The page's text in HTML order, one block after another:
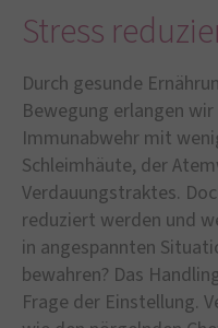
Stress
Durch gesunde
Bewegung erlangen
Immunabwehr mit
Schleimhäute, der
Verdauungstraktes.
reduziert werden und
in angespannten
bewahren? Das
Frage der Einstellung.